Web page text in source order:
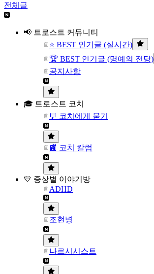
전체글
📢 트로스트 커뮤니티
⭐ BEST 인기글 (실시간)
🏆 BEST 인기글 (명예의 전당)
공지사항
🎓 트로스트 코치
💬 코치에게 묻기
📰 코치 칼럼
💛 증상별 이야기방
ADHD
조현병
나르시시스트